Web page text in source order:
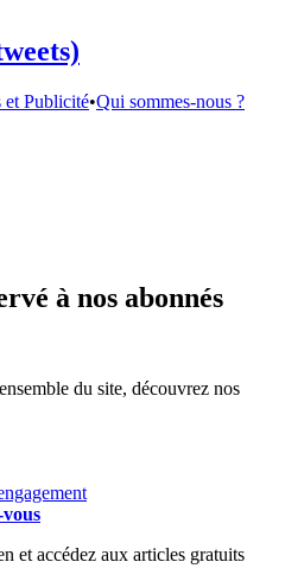
et Publicité•Qui sommes-nous ?
18 mai 2026 10:00| 1750 mots
à nos abonnés
du site, découvrez nos
et accédez aux articles gratuits